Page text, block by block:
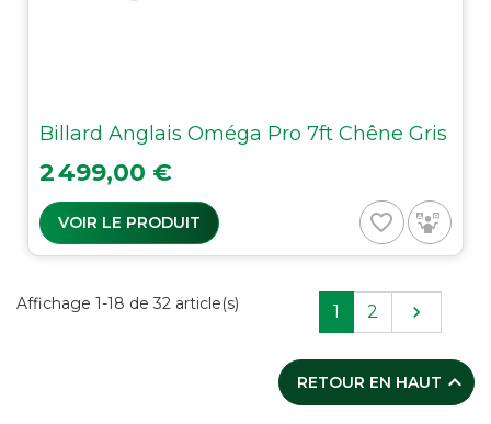
Billard Anglais Oméga Pro 7ft Chêne Gris
Prix
2 499,00 €
VOIR LE PRODUIT favorite_border
Affichage 1-18 de 32 article(s) 1 2 Suivant

RETOUR EN HAUT 